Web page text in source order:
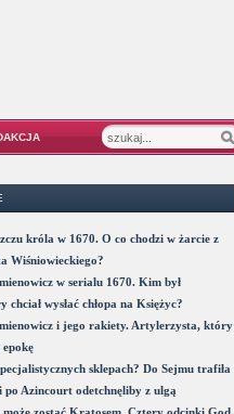
króla w 1670. O co chodzi w żarcie z
Wiśniowieckiego?
w serialu 1670. Kim był
wysłać chłopa na Księżyc?
i jego rakiety. Artylerzysta, który
sklepach? Do Sejmu trafiła
Azincourt odetchnęliby z ulgą